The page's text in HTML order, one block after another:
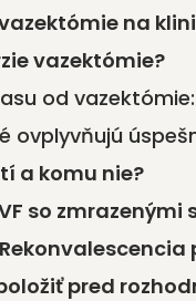
na
vazektómie?
od vazektómie:
ovplyvňujú
a komu nie?
so zmrazenými
pred